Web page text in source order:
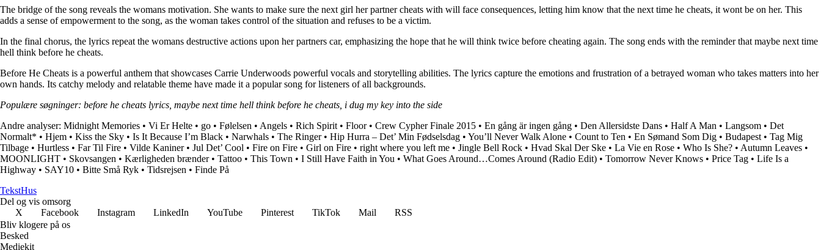
The bridge of the song reveals the womans motivation. She wants to make sure the next girl her partner cheats with will face consequences, letting him know that the next time he cheats, it wont be on her. This
adds a sense of empowerment to the song, as the woman takes control of the situation and refuses to be a victim.
In the final chorus, the lyrics repeat the womans destructive actions upon her partners car, emphasizing the hope that he will think twice before cheating again. The song ends with the reminder that maybe next time
hell think before he cheats.
Before He Cheats is a powerful anthem that showcases Carrie Underwoods powerful vocals and storytelling abilities. The lyrics capture the emotions and frustration of a betrayed woman who takes matters into her
own hands. Its catchy melody and relatable theme have made it a popular song for listeners of all backgrounds.
Populære søgninger: before he cheats lyrics, maybe next time hell think before he cheats, i dug my key into the side
Andre analyser: Midnight Memories • Vi Er Helte • ​go • Følelsen • Angels • Rich Spirit • Floor• Crew Cypher Finale 2015 • En gång är ingen gång • Den Allersidste Dans • Half A Man • Langsom • Det
Normalt* • Hjem • Kiss the Sky • Is It Because I’m Black • Narwhals • The Ringer• Hip Hurra – Det’ Min Fødselsdag • You’ll Never Walk Alone • Count to Ten • En Sømand Som Dig • Budapest • Tag Mig
Tilbage • Hurtless • Far Til Fire • Vilde Kaniner• Jul Det’ Cool • Fire on Fire • Girl on Fire • ​r​ight where you left me • Jingle Bell Rock • Hvad Skal Der Ske • La Vie en Rose • Who Is She? • Autumn Leaves •
MOONLIGHT • Skovsangen • Kærligheden brænder• Tattoo • This Town • I Still Have Faith in You • What Goes Around…Comes Around (Radio Edit) • Tomorrow Never Knows • Price Tag • Life Is a
Highway • SAY10 • Bitte Små Ryk • Tidsrejsen • Finde På
TekstHus
Del og vis omsorg
X
Facebook Instagram LinkedIn YouTube Pinterest TikTok Mail
RSS
Bliv klogere på os
Besked
Mediekit